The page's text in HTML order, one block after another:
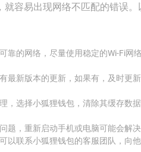
容易出现网络不匹配的错误
靠的网络，尽量使用稳定的Wi-Fi网
最新版本的更新，如果有，及时更
，选择小狐狸钱包，清除其缓存数
题，重新启动手机或电脑可能会解决
以联系小狐狸钱包的客服团队，向